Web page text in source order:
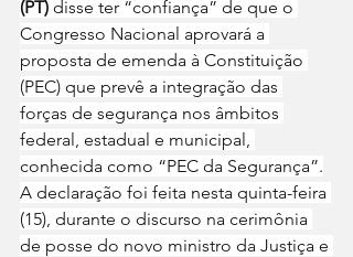
(PT) disse ter “confiança” de que o
Congresso Nacional aprovará a
proposta de emenda à Constituição
(PEC) que prevê a integração das
forças de segurança nos âmbitos
federal, estadual e municipal,
conhecida como “PEC da Segurança”.
A declaração foi feita nesta quinta-feira
(15), durante o discurso na cerimônia
de posse do novo ministro da Justiça e